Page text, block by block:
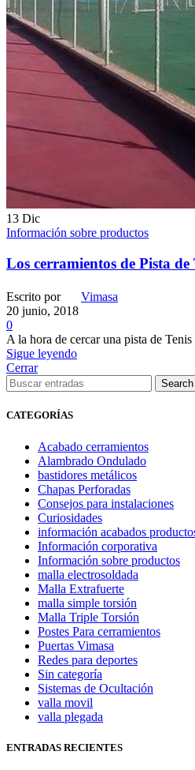
13 Dic
Información sobre productos
Los cerramientos de Pista
Escrito por
Vimasa
20 junio, 2018
0
A la hora de cercar una pista de
Sigue leyendo
Cerrar
Search
CATEGORÍAS
Acabado cerramientos
Alambrado Ondulado
bastidores metálicos
Chapas Perforadas
Consejos para instalaciones
Curiosidades
información acabados
Información corporativa
Información sobre productos
malla electrosoldada
Malla Extrafuerte
malla simple torsión
Malla Triple Torsión
Postes Para cerramientos
Puertas Vimasa
Redes para deportes
Sin categoría
Sistemas de Ocultación
valla movil
valla plegada
ENTRADAS RECIENTES